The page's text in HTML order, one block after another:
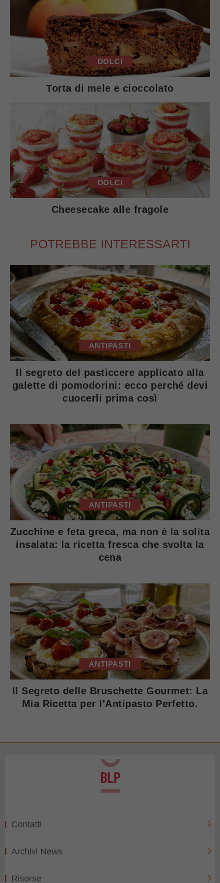
DOLCI
Torta di mele e cioccolato
DOLCI
Cheesecake alle fragole
POTREBBE INTERESSARTI
ANTIPASTI
Il segreto del pasticcere applicato alla
galette di pomodorini: ecco perché devi
cuocerli prima così
ANTIPASTI
Zucchine e feta greca, ma non è la solita
insalata: la ricetta fresca che svolta la
cena
ANTIPASTI
Il Segreto delle Bruschette Gourmet: La
Mia Ricetta per l'Antipasto Perfetto.
Contatti
Archivi News
Risorse